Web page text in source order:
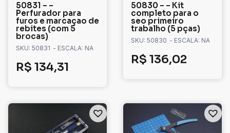
50831 – –
Perfurador para
furos e marcaçao de
rebites (com 5
brocas)
SKU: 50831 - ESCALA: NA
R$ 134,31
50830 – – Kit
completo para o
seo primeiro
trabalho (5 pças)
SKU: 50830 - ESCALA: NA
R$ 136,02